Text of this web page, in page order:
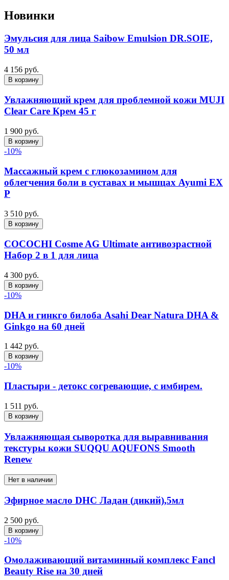
Новинки
Эмульсия для лица Saibow Emulsion DR.SOIE,
50 мл
4 156 руб.
В корзину
Увлажняющий крем для проблемной кожи MUJI
Clear Care Крем 45 г
1 900 руб.
В корзину
-10%
Массажный крем с глюкозамином для
облегчения боли в суставах и мышцах Ayumi EX
P
3 510 руб.
В корзину
COCOCHI Cosme AG Ultimate антивозрастной
Набор 2 в 1 для лица
4 300 руб.
В корзину
-10%
DHA и гинкго билоба Asahi Dear Natura DHA &
Ginkgo на 60 дней
1 442 руб.
В корзину
-10%
Пластыри - детокс согревающие, с имбирем.
1 511 руб.
В корзину
Увлажняющая сыворотка для выравнивания
текстуры кожи SUQQU AQUFONS Smooth
Renew
Нет в наличии
Эфирное масло DHC Ладан (дикий),5мл
2 500 руб.
В корзину
-10%
Омолаживающий витаминный комплекс Fancl
Beauty Rise на 30 дней